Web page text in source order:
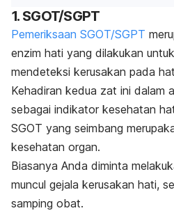
1. SGOT/SGPT
Pemeriksaan SGOT/SGPT
enzim hati yang dilakukan
mendeteksi kerusakan pada
Kehadiran kedua zat ini dalam
sebagai indikator kesehatan
SGOT yang seimbang
kesehatan organ.
Biasanya Anda diminta
muncul gejala kerusakan hati,
samping obat.